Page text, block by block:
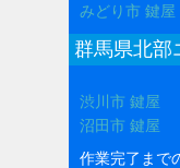
みどり市 鍵屋
群馬県北部
渋川市 鍵屋
沼田市 鍵屋
作業完了まで